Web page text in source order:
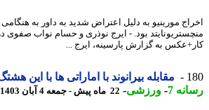
بود. - ایرج نوذری و حسام نواب صفوی در
به گزارش پارسینه، ایرج ...
مقابله بیرانوند با اماراتی ها با این
7
-ورزشی-22 ماه پیش - جمعه 4 آبان 1403، 06:42